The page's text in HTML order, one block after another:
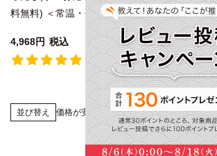
料無料) ＜常温・O＞
4,968 税込
6件
並び替え 価格が安い順価格が高い順新着順